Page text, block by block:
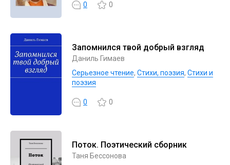
0 0
Запомнился твой добрый взгляд
Даниль Гимаев
Серьезное чтение, Cтихи, поэзия, Стихи и
поэзия
0 0
Поток. Поэтический сборник
Таня Бессонова